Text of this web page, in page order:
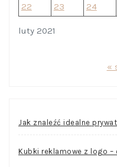
luty 2021
22
23 24
«
Jak znaleźć idealne
Kubki reklamowe z logo –